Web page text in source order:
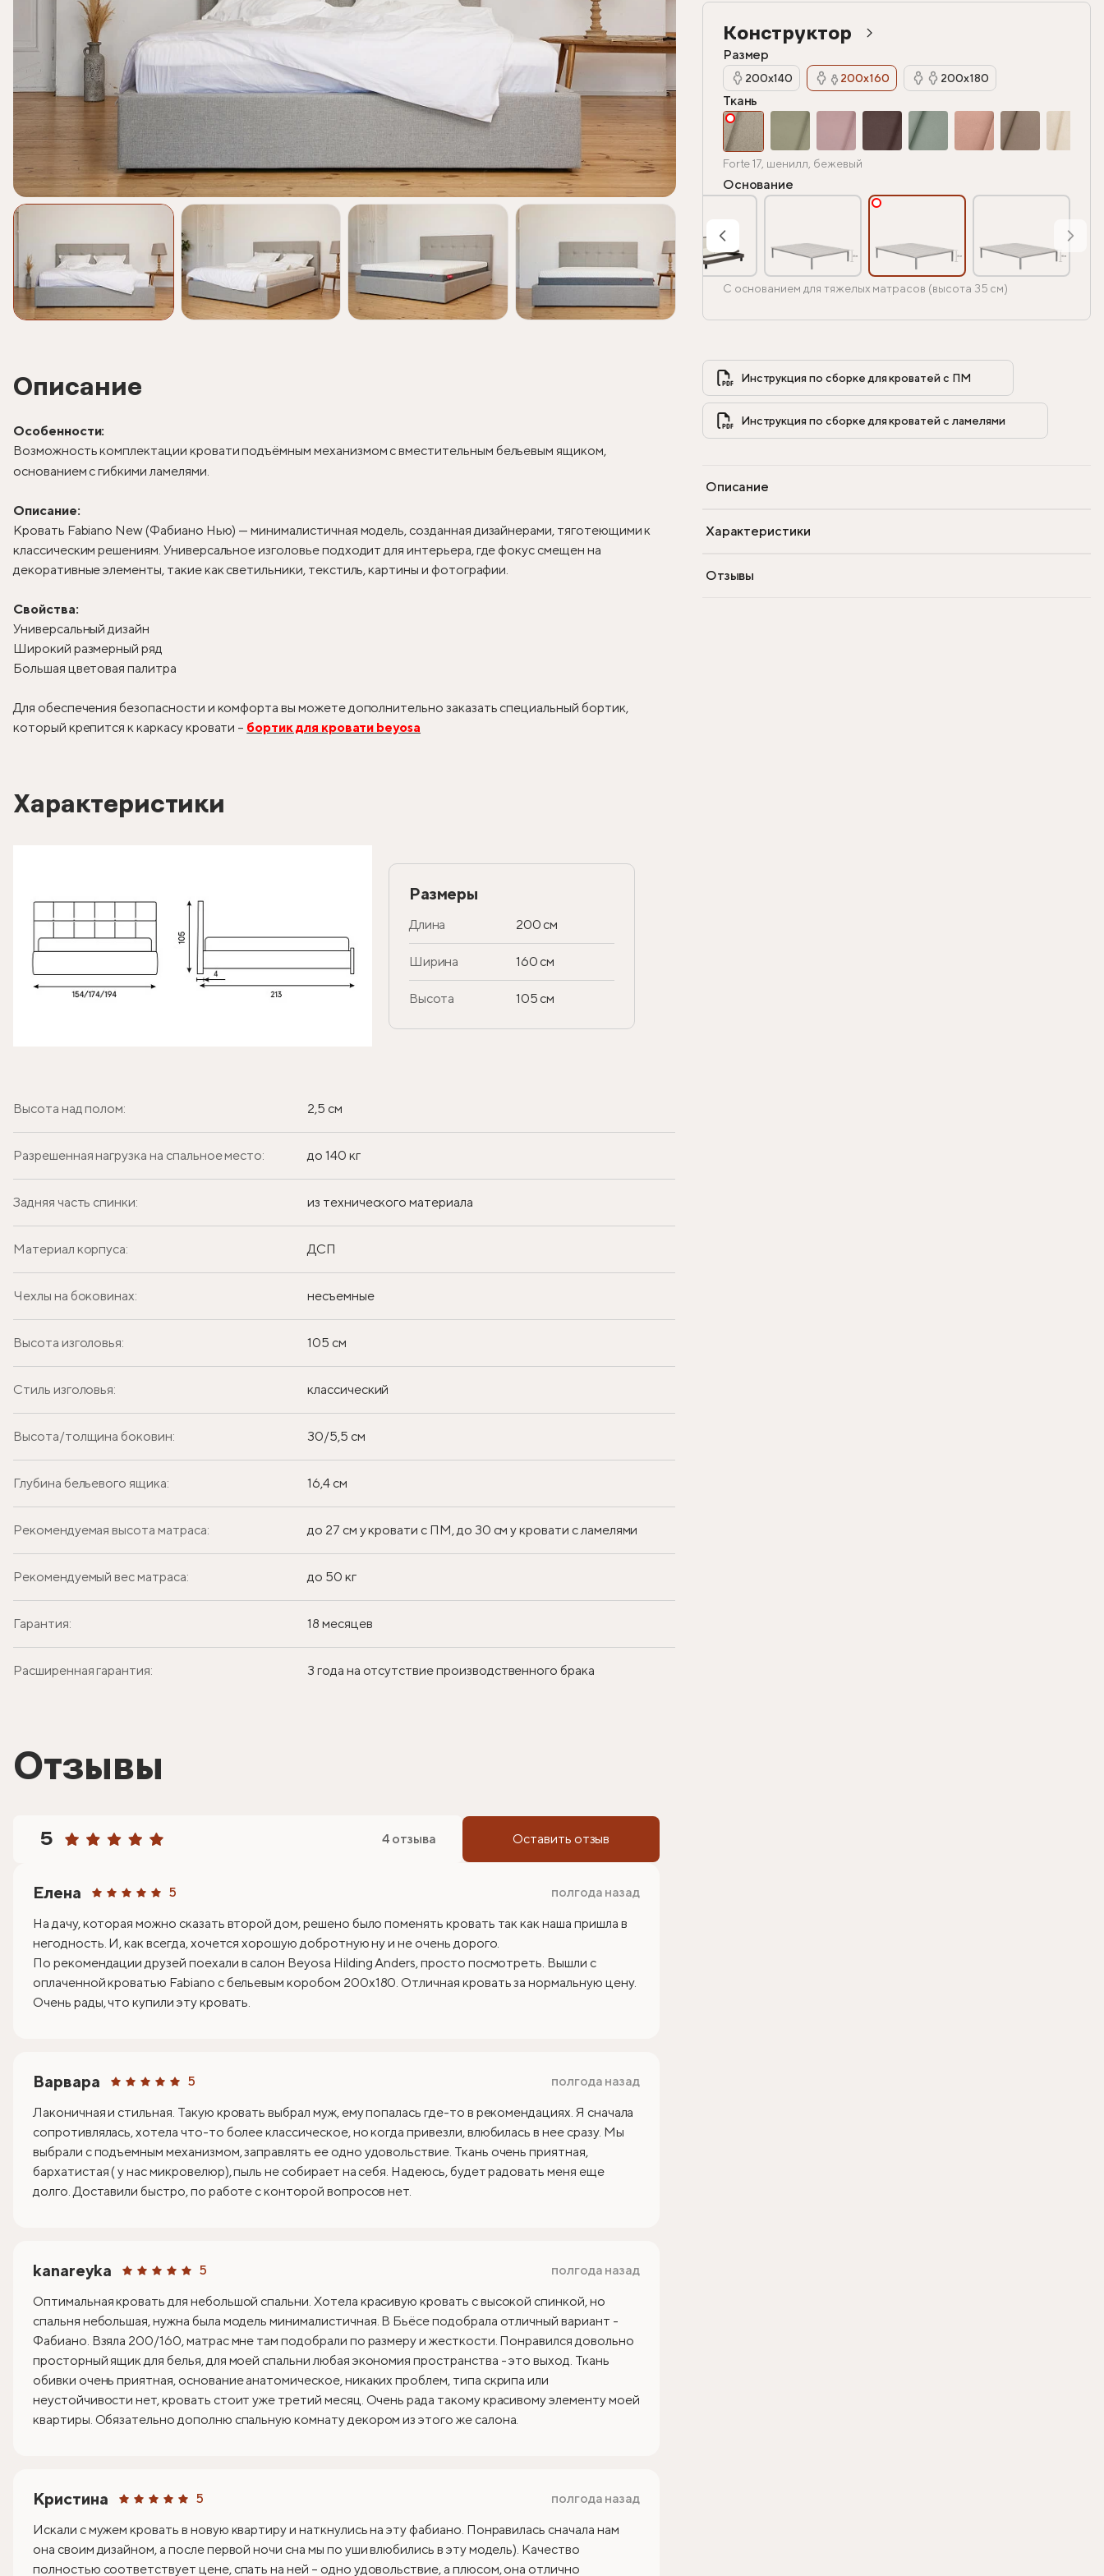
Описание
Особенности:
Возможность комплектации кровати подъёмным механизмом с вместительным бельевым ящиком,
основанием с гибкими ламелями.
Описание:
Кровать Fabiano New (Фабиано Нью) — минималистичная модель, созданная дизайнерами, тяготеющими к
классическим решениям. Универсальное изголовье подходит для интерьера, где фокус смещен на
декоративные элементы, такие как светильники, текстиль, картины и фотографии.
Свойства:
Универсальный дизайн
Широкий размерный ряд
Большая цветовая палитра
Для обеспечения безопасности и комфорта вы можете дополнительно заказать специальный бортик,
который крепится к каркасу кровати – бортик для кровати beyosa
Характеристики
Размеры
Длина 200 см
Ширина 160 см
Высота 105 см
Высота над полом: 2,5 см
Разрешенная нагрузка на спальное место: до 140 кг
Задняя часть спинки: из технического материала
Материал корпуса: ДСП
Чехлы на боковинах: несъемные
Высота изголовья: 105 см
Стиль изголовья: классический
Высота/толщина боковин: 30/5,5 см
Глубина бельевого ящика: 16,4 см
Рекомендуемая высота матраса: до 27 см у кровати с ПМ, до 30 см у кровати с ламелями
Рекомендуемый вес матраса: до 50 кг
Гарантия: 18 месяцев
Расширенная гарантия: 3 года на отсутствие производственного брака
Конструктор
Размер
200х140 200х160 200х180
Ткань
Forte 17, шенилл, бежевый
Основание
С основанием для тяжелых матрасов (высота 35 см)
Инструкция по сборке для кроватей с ПМ
Инструкция по сборке для кроватей с ламелями
Описание
Характеристики
Отзывы
Отзывы
5 4 отзыва Оставить отзыв
Елена 5
полгода назад
На дачу, которая можно сказать второй дом, решено было поменять кровать так как наша пришла в
негодность. И, как всегда, хочется хорошую добротную ну и не очень дорого.
По рекомендации друзей поехали в салон Beyosa Hilding Anders, просто посмотреть. Вышли с
оплаченной кроватью Fabiano с бельевым коробом 200х180. Отличная кровать за нормальную цену.
Очень рады, что купили эту кровать.
Варвара 5
полгода назад
Лаконичная и стильная. Такую кровать выбрал муж, ему попалась где-то в рекомендациях. Я сначала
сопротивлялась, хотела что-то более классическое, но когда привезли, влюбилась в нее сразу. Мы
выбрали с подъемным механизмом, заправлять ее одно удовольствие. Ткань очень приятная,
бархатистая ( у нас микровелюр), пыль не собирает на себя. Надеюсь, будет радовать меня еще
долго. Доставили быстро, по работе с конторой вопросов нет.
kanareyka 5
полгода назад
Оптимальная кровать для небольшой спальни. Хотела красивую кровать с высокой спинкой, но
спальня небольшая, нужна была модель минималистичная. В Бьёсе подобрала отличный вариант -
Фабиано. Взяла 200/160, матрас мне там подобрали по размеру и жесткости. Понравился довольно
просторный ящик для белья, для моей спальни любая экономия пространства - это выход. Ткань
обивки очень приятная, основание анатомическое, никаких проблем, типа скрипа или
неустойчивости нет, кровать стоит уже третий месяц. Очень рада такому красивому элементу моей
квартиры. Обязательно дополню спальную комнату декором из этого же салона.
Кристина 5
полгода назад
Искали с мужем кровать в новую квартиру и наткнулись на эту фабиано. Понравилась сначала нам
она своим дизайном, а после первой ночи сна мы по уши влюбились в эту модель). Качество
полностью соответствует цене, спать на ней – одно удовольствие, а плюсом, она отлично